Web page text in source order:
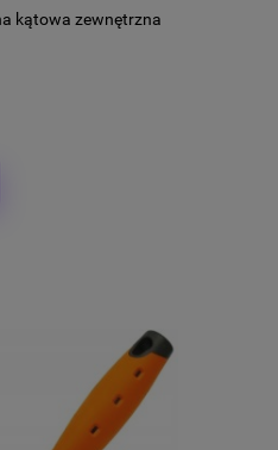
kątowa zewnętrzna